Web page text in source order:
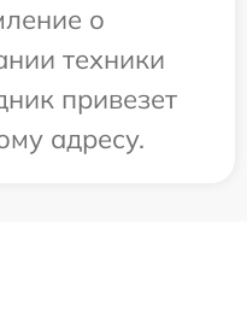
о
техники
привезет
адресу.